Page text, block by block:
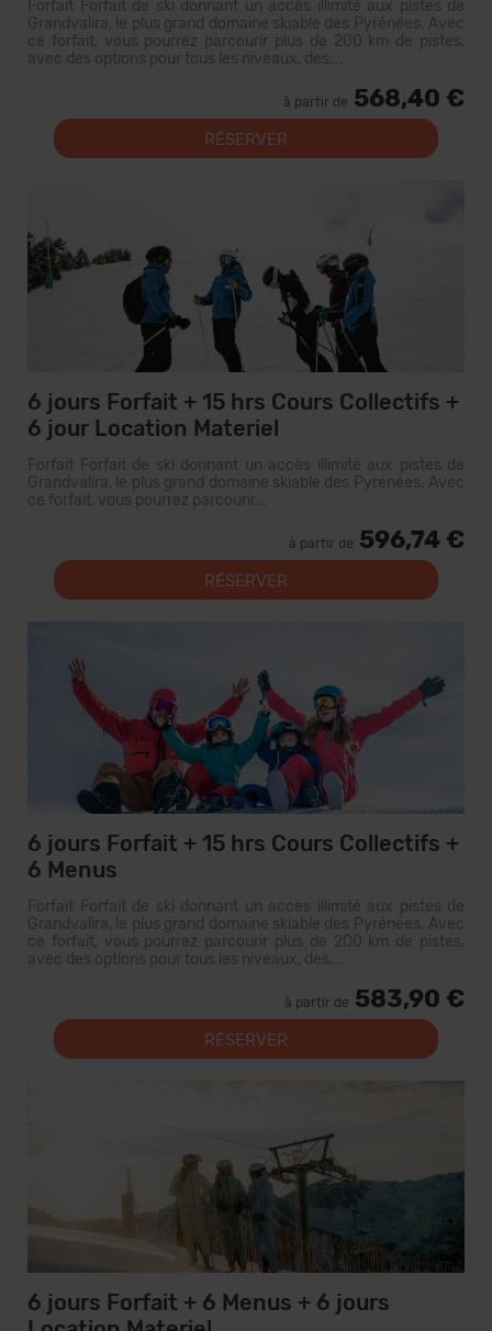
Forfait Forfait de ski donnant un accès illimité aux pistes de
Grandvalira, le plus grand domaine skiable des Pyrénées. Avec
ce forfait, vous pourrez parcourir plus de 200 km de pistes,
avec des options pour tous les niveaux, des...
à partir de 568,40 €
RÉSERVER
6 jours Forfait + 15 hrs Cours Collectifs +
6 jour Location Materiel
Forfait Forfait de ski donnant un accès illimité aux pistes de
Grandvalira, le plus grand domaine skiable des Pyrénées. Avec
ce forfait, vous pourrez parcourir...
à partir de 596,74 €
RÉSERVER
6 jours Forfait + 15 hrs Cours Collectifs +
6 Menus
Forfait Forfait de ski donnant un accès illimité aux pistes de
Grandvalira, le plus grand domaine skiable des Pyrénées. Avec
ce forfait, vous pourrez parcourir plus de 200 km de pistes,
avec des options pour tous les niveaux, des...
à partir de 583,90 €
RÉSERVER
6 jours Forfait + 6 Menus + 6 jours